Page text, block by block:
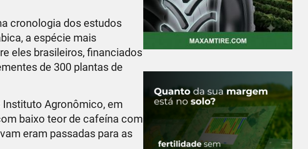
cronologia dos estudos
a espécie mais
eles brasileiros, financiados
de 300 plantas de
Agronômico, em
baixo teor de cafeína com
eram passadas para as